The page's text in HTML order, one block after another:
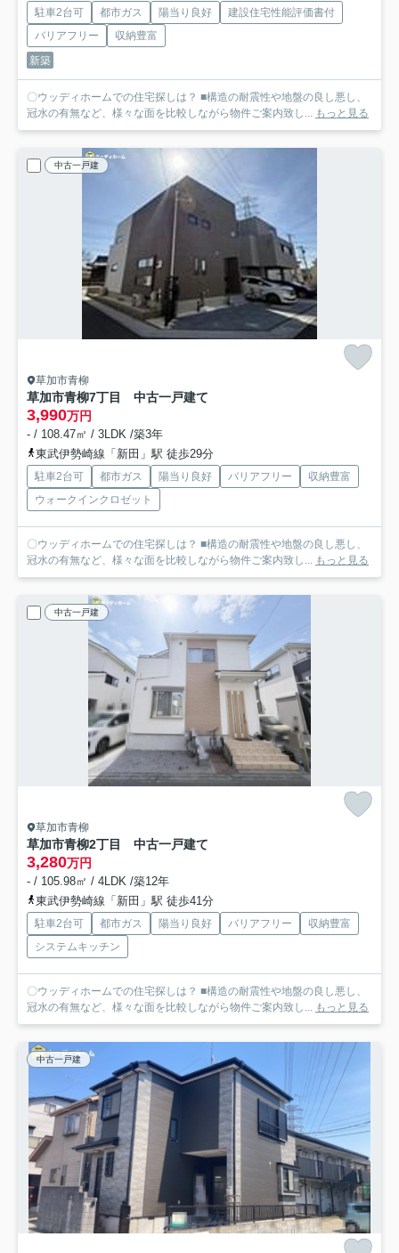
駐車2台可 都市ガス 陽当り良好
建設住宅性能評価書付
バリアフリー
収納豊富
新築
〇ウッディホームでの住宅探しは？ ■構造の耐震性や地盤の良し悪し、
冠水の有無など、様々な面を比較しながら物件ご案内致し... もっと見る
中古一戸建
草加市青柳
草加市青柳7丁目 中古一戸建て
3,990万円
- / 108.47㎡ / 3LDK /築3年
東武伊勢崎線「新田」駅 徒歩29分
駐車2台可 都市ガス 陽当り良好 バリアフリー
収納豊富
ウォークインクロゼット
〇ウッディホームでの住宅探しは？ ■構造の耐震性や地盤の良し悪し、
冠水の有無など、様々な面を比較しながら物件ご案内致し... もっと見る
中古一戸建
草加市青柳
草加市青柳2丁目 中古一戸建て
3,280万円
- / 105.98㎡ / 4LDK /築12年
東武伊勢崎線「新田」駅 徒歩41分
駐車2台可 都市ガス 陽当り良好 バリアフリー
収納豊富
システムキッチン
〇ウッディホームでの住宅探しは？ ■構造の耐震性や地盤の良し悪し、
冠水の有無など、様々な面を比較しながら物件ご案内致し... もっと見る
中古一戸建